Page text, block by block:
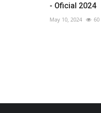
- Oficial 2024
May 10, 2024 60